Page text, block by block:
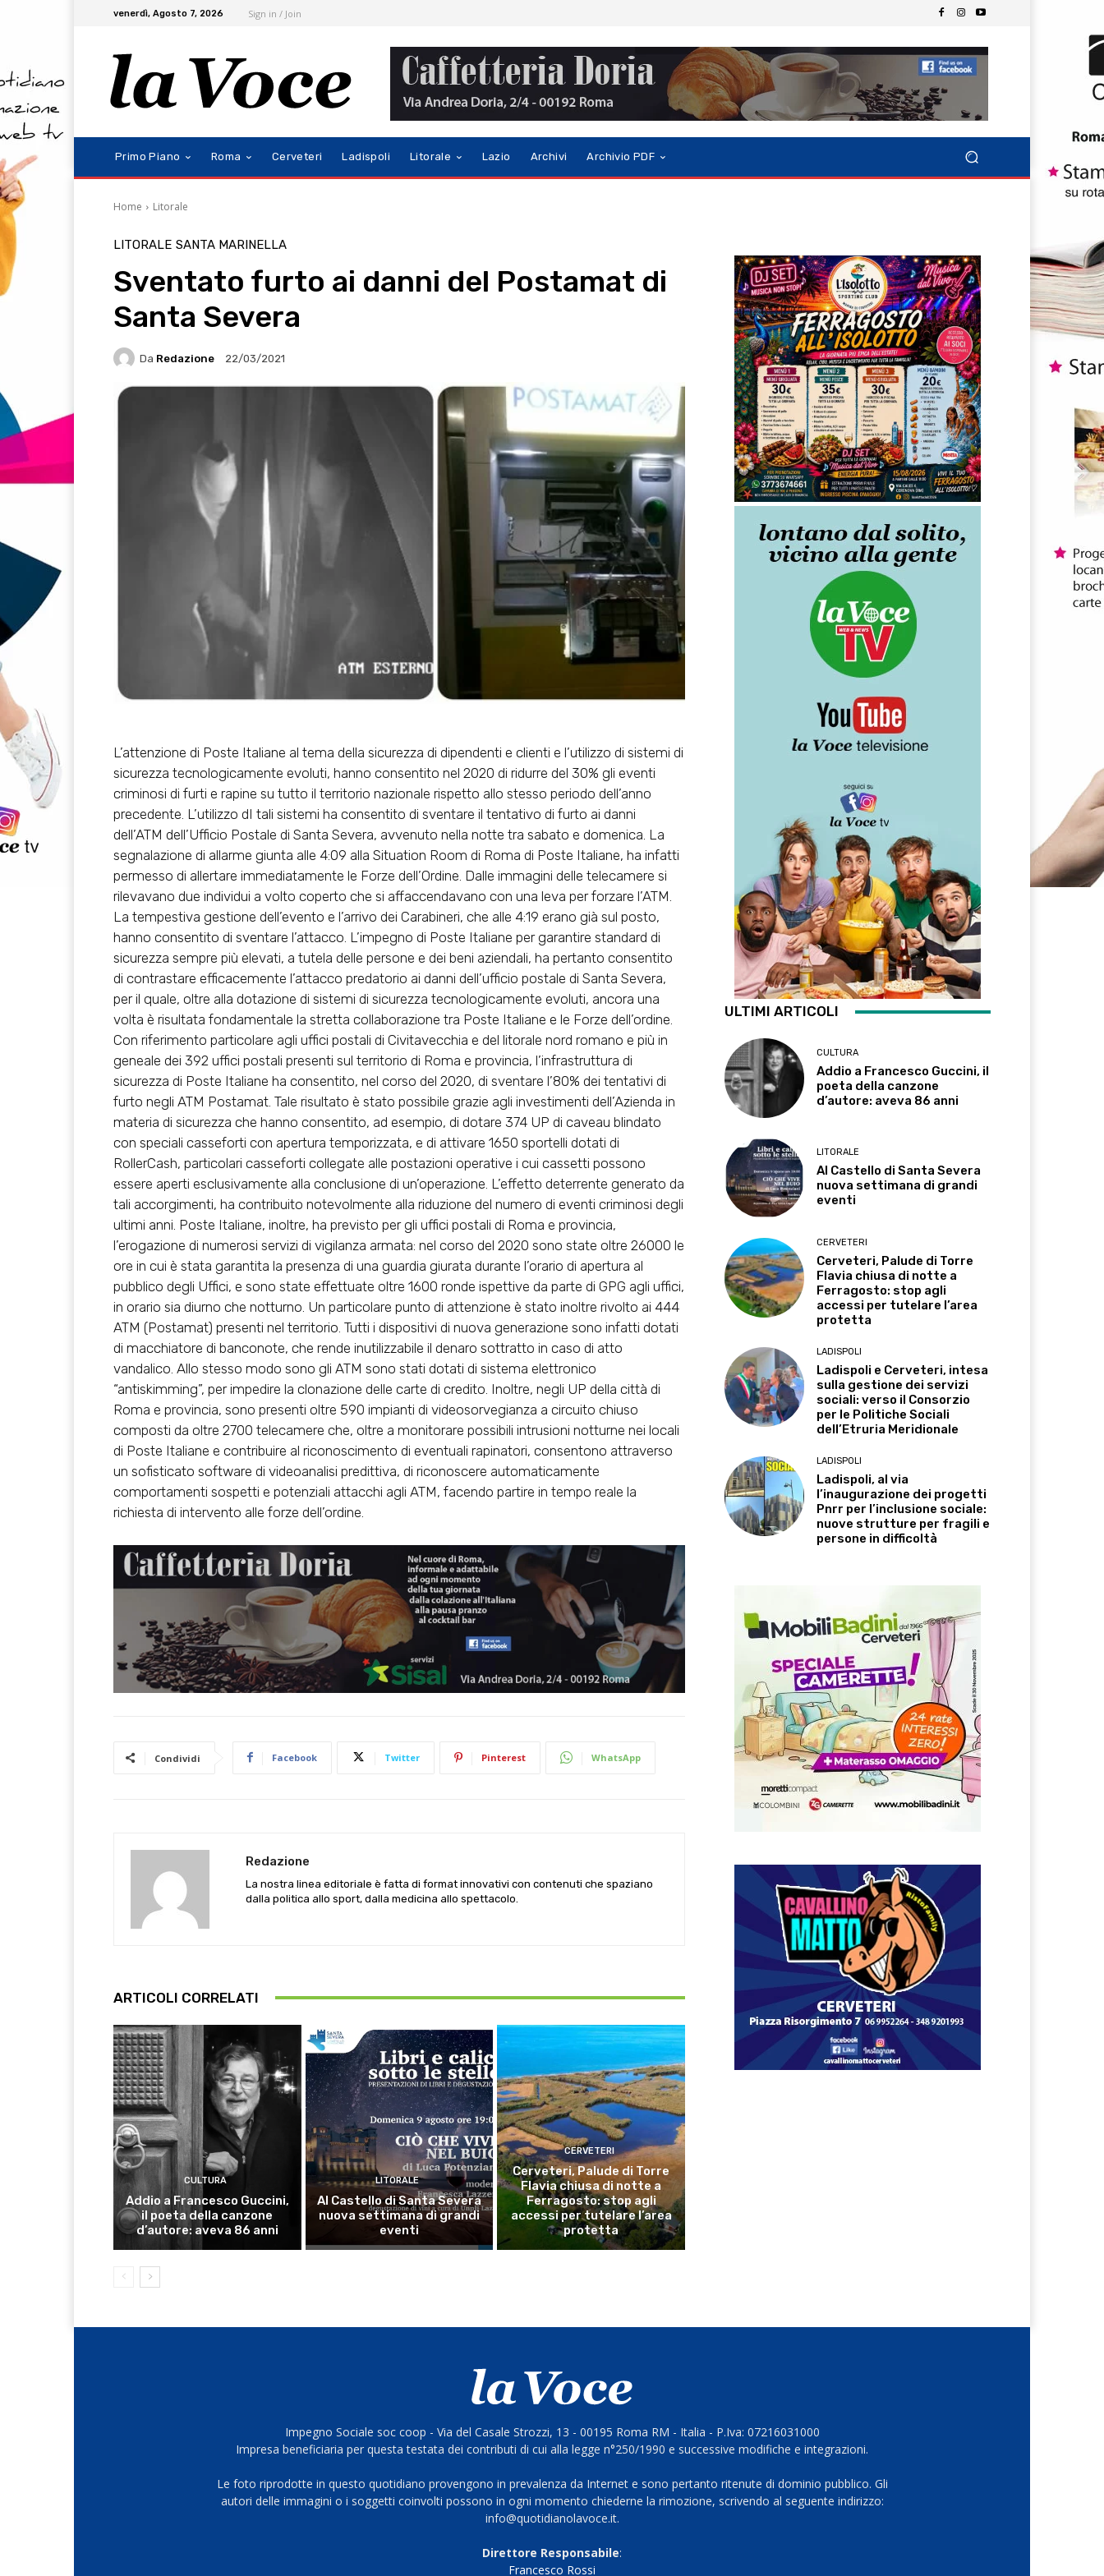
venerdì, Agosto 7, 2026 Sign in / Join
Primo Piano Roma Cerveteri Ladispoli Litorale Lazio Archivi Archivio PDF
Home Litorale
LITORALE SANTA MARINELLA
Sventato furto ai danni del Postamat di
Santa Severa
Da Redazione 22/03/2021
L’attenzione di Poste Italiane al tema della sicurezza di dipendenti e clienti e l’utilizzo di sistemi di
sicurezza tecnologicamente evoluti, hanno consentito nel 2020 di ridurre del 30% gli eventi
criminosi di furti e rapine su tutto il territorio nazionale rispetto allo stesso periodo dell’anno
precedente. L’utilizzo dI tali sistemi ha consentito di sventare il tentativo di furto ai danni
dell’ATM dell’Ufficio Postale di Santa Severa, avvenuto nella notte tra sabato e domenica. La
segnalazione di allarme giunta alle 4:09 alla Situation Room di Roma di Poste Italiane, ha infatti
permesso di allertare immediatamente le Forze dell’Ordine. Dalle immagini delle telecamere si
rilevavano due individui a volto coperto che si affaccendavano con una leva per forzare l’ATM.
La tempestiva gestione dell’evento e l’arrivo dei Carabineri, che alle 4:19 erano già sul posto,
hanno consentito di sventare l’attacco. L’impegno di Poste Italiane per garantire standard di
sicurezza sempre più elevati, a tutela delle persone e dei beni aziendali, ha pertanto consentito
di contrastare efficacemente l’attacco predatorio ai danni dell’ufficio postale di Santa Severa,
per il quale, oltre alla dotazione di sistemi di sicurezza tecnologicamente evoluti, ancora una
volta è risultata fondamentale la stretta collaborazione tra Poste Italiane e le Forze dell’ordine.
Con riferimento particolare agli uffici postali di Civitavecchia e del litorale nord romano e più in
geneale dei 392 uffici postali presenti sul territorio di Roma e provincia, l’infrastruttura di
sicurezza di Poste Italiane ha consentito, nel corso del 2020, di sventare l’80% dei tentativi di
furto negli ATM Postamat. Tale risultato è stato possibile grazie agli investimenti dell’Azienda in
materia di sicurezza che hanno consentito, ad esempio, di dotare 374 UP di caveau blindato
con speciali casseforti con apertura temporizzata, e di attivare 1650 sportelli dotati di
RollerCash, particolari casseforti collegate alle postazioni operative i cui cassetti possono
essere aperti esclusivamente alla conclusione di un’operazione. L’effetto deterrente generato da
tali accorgimenti, ha contribuito notevolmente alla riduzione del numero di eventi criminosi degli
ultimi anni. Poste Italiane, inoltre, ha previsto per gli uffici postali di Roma e provincia,
l’erogazione di numerosi servizi di vigilanza armata: nel corso del 2020 sono state oltre 26000 le
ore in cui è stata garantita la presenza di una guardia giurata durante l’orario di apertura al
pubblico degli Uffici, e sono state effettuate oltre 1600 ronde ispettive da parte di GPG agli uffici,
in orario sia diurno che notturno. Un particolare punto di attenzione è stato inoltre rivolto ai 444
ATM (Postamat) presenti nel territorio. Tutti i dispositivi di nuova generazione sono infatti dotati
di macchiatore di banconote, che rende inutilizzabile il denaro sottratto in caso di atto
vandalico. Allo stesso modo sono gli ATM sono stati dotati di sistema elettronico
“antiskimming”, per impedire la clonazione delle carte di credito. Inoltre, negli UP della città di
Roma e provincia, sono presenti oltre 590 impianti di videosorvegianza a circuito chiuso
composti da oltre 2700 telecamere che, oltre a monitorare possibili intrusioni notturne nei locali
di Poste Italiane e contribuire al riconoscimento di eventuali rapinatori, consentono attraverso
un sofisticato software di videoanalisi predittiva, di riconoscere automaticamente
comportamenti sospetti e potenziali attacchi agli ATM, facendo partire in tempo reale la
richiesta di intervento alle forze dell’ordine.
Condividi Facebook Twitter Pinterest WhatsApp
Redazione
La nostra linea editoriale è fatta di format innovativi con contenuti che spaziano
dalla politica allo sport, dalla medicina allo spettacolo.
ARTICOLI CORRELATI
CULTURA
Addio a Francesco Guccini,
il poeta della canzone
d’autore: aveva 86 anni
LITORALE
Al Castello di Santa Severa
nuova settimana di grandi
eventi
CERVETERI
Cerveteri, Palude di Torre
Flavia chiusa di notte a
Ferragosto: stop agli
accessi per tutelare l’area
protetta
ULTIMI ARTICOLI
CULTURA
Addio a Francesco Guccini, il
poeta della canzone
d’autore: aveva 86 anni
LITORALE
Al Castello di Santa Severa
nuova settimana di grandi
eventi
CERVETERI
Cerveteri, Palude di Torre
Flavia chiusa di notte a
Ferragosto: stop agli
accessi per tutelare l’area
protetta
LADISPOLI
Ladispoli e Cerveteri, intesa
sulla gestione dei servizi
sociali: verso il Consorzio
per le Politiche Sociali
dell’Etruria Meridionale
LADISPOLI
Ladispoli, al via
l’inaugurazione dei progetti
Pnrr per l’inclusione sociale:
nuove strutture per fragili e
persone in difficoltà
Impegno Sociale soc coop - Via del Casale Strozzi, 13 - 00195 Roma RM - Italia - P.Iva: 07216031000
Impresa beneficiaria per questa testata dei contributi di cui alla legge n°250/1990 e successive modifiche e integrazioni.
Le foto riprodotte in questo quotidiano provengono in prevalenza da Internet e sono pertanto ritenute di dominio pubblico. Gli
autori delle immagini o i soggetti coinvolti possono in ogni momento chiederne la rimozione, scrivendo al seguente indirizzo:
info@quotidianolavoce.it.
Direttore Responsabile:
Francesco Rossi